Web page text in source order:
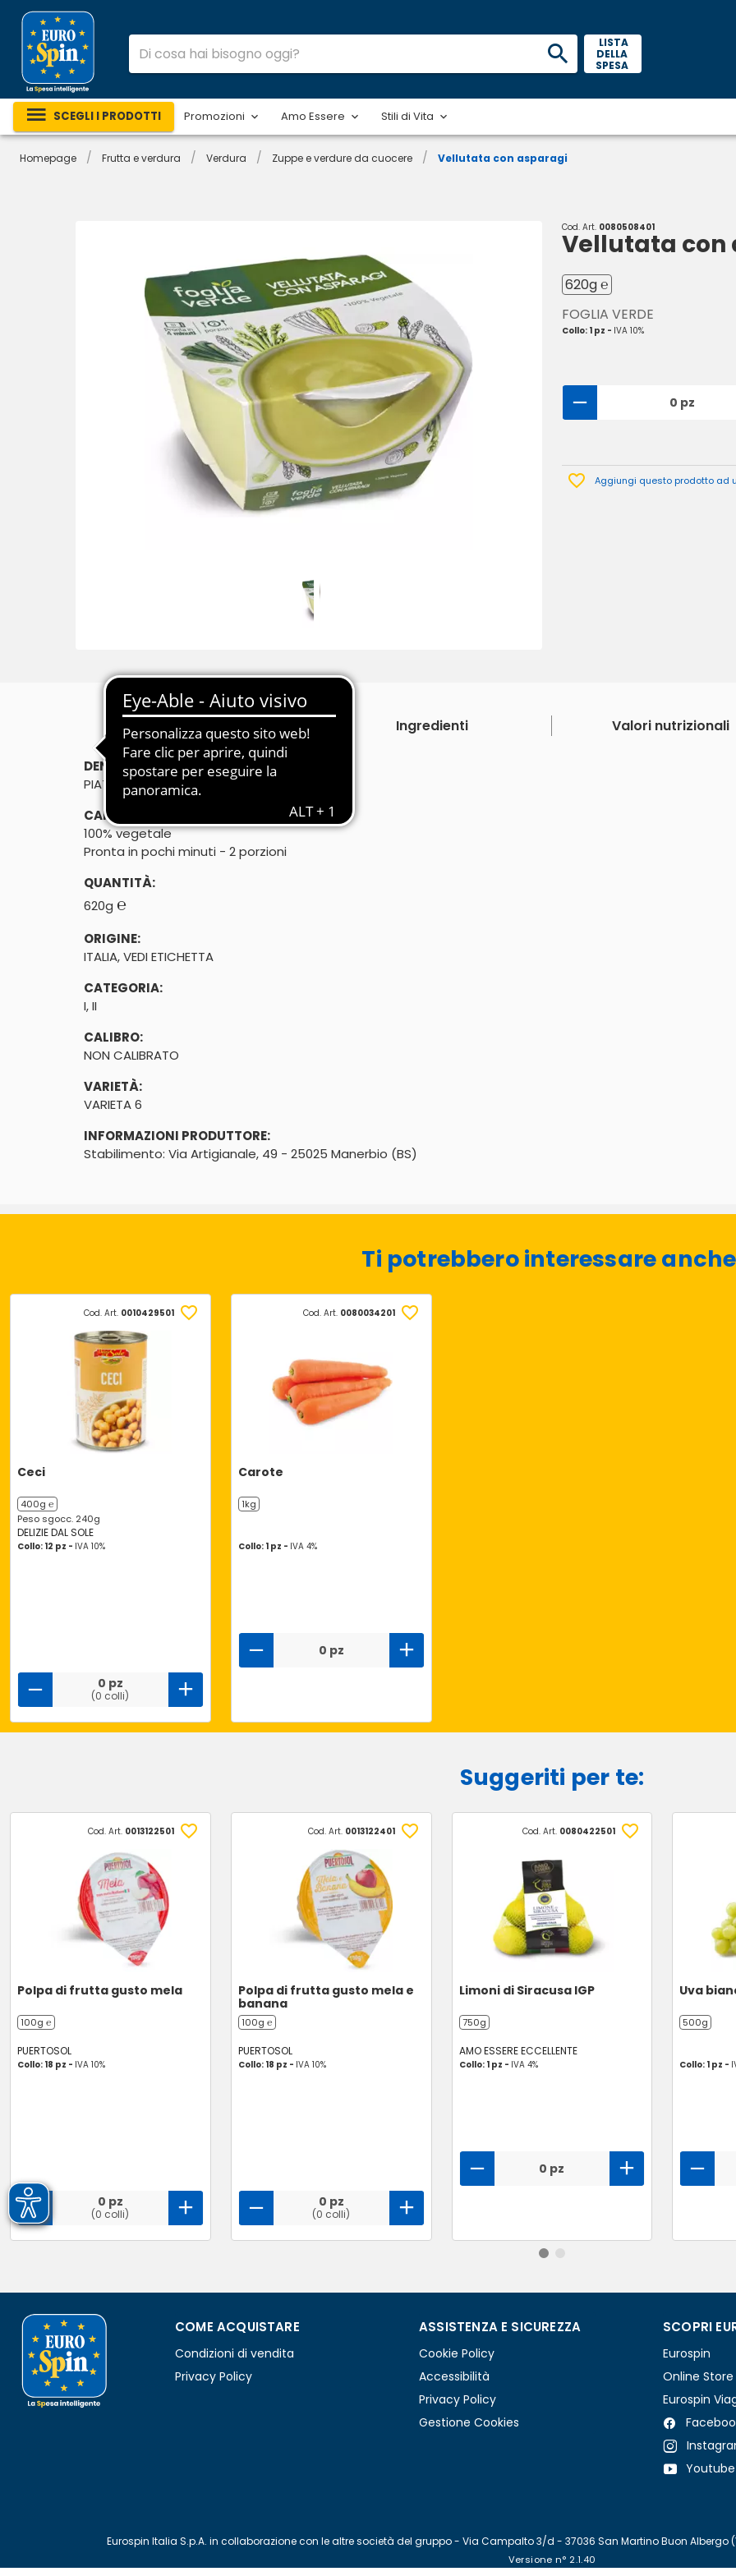
LISTA
DELLA
SPESA
SCEGLI I PRODOTTI Promozioni Amo Essere Stili di Vita
Homepage / Frutta e verdura / Verdura / Zuppe e verdure da cuocere / Vellutata con asparagi
Cod. Art. 0080508401
Vellutata con
620g ℮
FOGLIA VERDE
Collo: 1 pz - IVA 10%
0 pz
Aggiungi questo prodotto ad
Descrizione Ingredienti Valori nutrizionali
DENOMINAZIONE DI VENDITA:
PIATTO PRONTO A BASE DI ASPARAGI
CARATTERISTICHE:
100% vegetale
Pronta in pochi minuti - 2 porzioni
QUANTITÀ:
620g ℮
ORIGINE:
ITALIA, VEDI ETICHETTA
CATEGORIA:
I, II
CALIBRO:
NON CALIBRATO
VARIETÀ:
VARIETA 6
INFORMAZIONI PRODUTTORE:
Stabilimento: Via Artigianale, 49 - 25025 Manerbio (BS)
Ti potrebbero interessare
Cod. Art. 0010429501
Ceci
400g ℮
Peso sgocc. 240g
DELIZIE DAL SOLE
Collo: 12 pz - IVA 10%
0 pz
(0 colli)
Cod. Art. 0080034201
Carote
1kg
Collo: 1 pz - IVA 4%
0 pz
Suggeriti per te:
Cod. Art. 0013122501
Polpa di frutta gusto mela
100g ℮
PUERTOSOL
Collo: 18 pz - IVA 10%
0 pz
(0 colli)
Cod. Art. 0013122401
Polpa di frutta gusto mela e
banana
100g ℮
PUERTOSOL
Collo: 18 pz - IVA 10%
0 pz
(0 colli)
Cod. Art. 0080422501
Limoni di Siracusa IGP
750g
AMO ESSERE ECCELLENTE
Collo: 1 pz - IVA 4%
0 pz
Uva
500g
Collo: 1 pz -
COME ACQUISTARE
Condizioni di vendita
Privacy Policy
ASSISTENZA E SICUREZZA
Cookie Policy
Accessibilità
Privacy Policy
Gestione Cookies
SCOPRI
Eurospin
Online Store
Eurospin
Youtube
Eurospin Italia S.p.A. in collaborazione con le altre società del gruppo - Via Campalto 3/d - 37036 San Martino Buon Albergo
Versione n° 2.1.40